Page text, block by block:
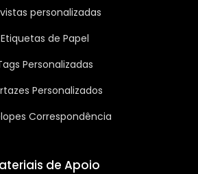
personalizadas
Etiquetas de Papel
Personalizadas
Personalizados
Correspondência
de Apoio